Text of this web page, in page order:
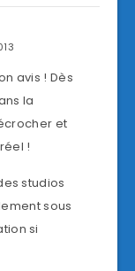
avis ! Dès
la
et
!
studios
sous
si